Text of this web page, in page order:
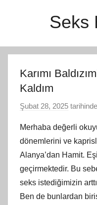
Seks
Karımı
Kaldım
Şubat 28, 2025
Merhaba değerli
dönemlerini ve
Alanya’dan Hamit.
geçirmektedir. Bu
seks istediğimizin
Ben de bunlardan